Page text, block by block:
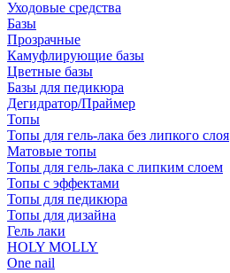
Уходовые средства
Базы
Прозрачные
Камуфлирующие базы
Цветные базы
Базы для педикюра
Дегидратор/Праймер
Топы
Топы для гель-лака без липкого слоя
Матовые топы
Топы для гель-лака с липким слоем
Топы с эффектами
Топы для педикюра
Топы для дизайна
Гель лаки
HOLY MOLLY
One nail